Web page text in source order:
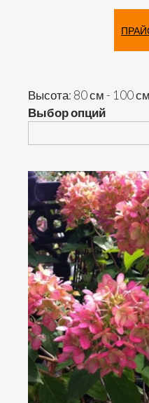
Высота: 80 см - 100 см
Выбор опций